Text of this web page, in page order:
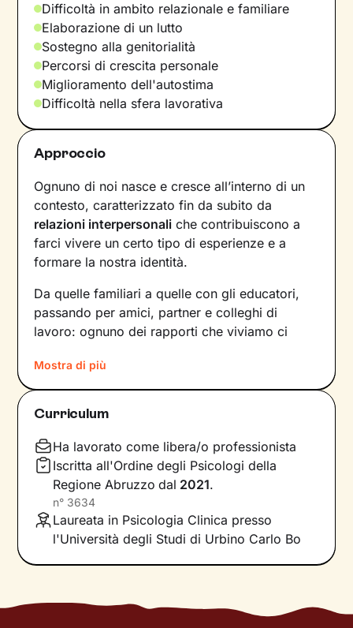
Difficoltà in ambito relazionale e familiare
Elaborazione di un lutto
Sostegno alla genitorialità
Percorsi di crescita personale
Miglioramento dell'autostima
Difficoltà nella sfera lavorativa
Approccio
Ognuno di noi nasce e cresce all’interno di un
contesto, caratterizzato fin da subito da
relazioni interpersonali che contribuiscono a
farci vivere un certo tipo di esperienze e a
formare la nostra identità.
Da quelle familiari a quelle con gli educatori,
passando per amici, partner e colleghi di
lavoro: ognuno dei rapporti che viviamo ci
dinamiche che abbiamo sperimentato fino a
quel momento. Anche leemozioniche
proviamo e i
cresciuti.
Per superare momenti difficili e raggiungere un
maggiore benessere bisogna comprendere
quali siano gli elementi che non ci
rappresentano più e quali ibisogni
spesso non ne siamo consapevoli.
Mostra di più
Curriculum
Ha lavorato come libera/o professionista
Iscritta all'Ordine degli Psicologi della
Regione Abruzzo dal 2021.
n° 3634
Laureata in Psicologia Clinica presso
l'Università degli Studi di Urbino Carlo Bo